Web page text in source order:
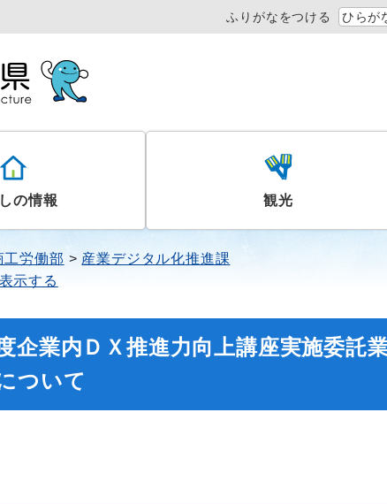
ふりがなをつける ひらが
の情報 観光
工労働部
産業デジタル化推進課
示する
企業内ＤＸ推進力向上講座実施委託
ついて